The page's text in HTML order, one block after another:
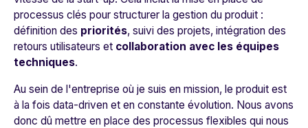
processus clés pour structurer la gestion du produit :
définition des priorités, suivi des projets, intégration des
retours utilisateurs et collaboration avec les équipes
techniques.
Au sein de l'entreprise où je suis en mission, le produit est
à la fois data-driven et en constante évolution. Nous avons
donc dû mettre en place des processus flexibles qui nous